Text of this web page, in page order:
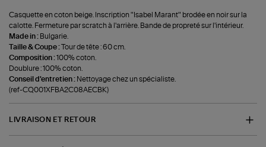
Casquette en coton beige. Inscription "Isabel Marant" brodée en noir sur la
calotte. Fermeture par scratch à l'arrière. Bande de propreté sur l'intérieur.
Made in : Bulgarie.
Taille & Coupe :
Tour de tête : 60 cm.
Composition :100% coton.
Doublure : 100% coton.
Conseil d'entretien : Nettoyage chez un spécialiste.
(ref-CQ001XFBA2C08AECBK)
LIVRAISON ET RETOUR